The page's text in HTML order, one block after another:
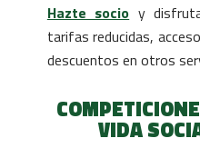
Hazte socio y
tarifas reducidas,
descuentos en otros
VIDA